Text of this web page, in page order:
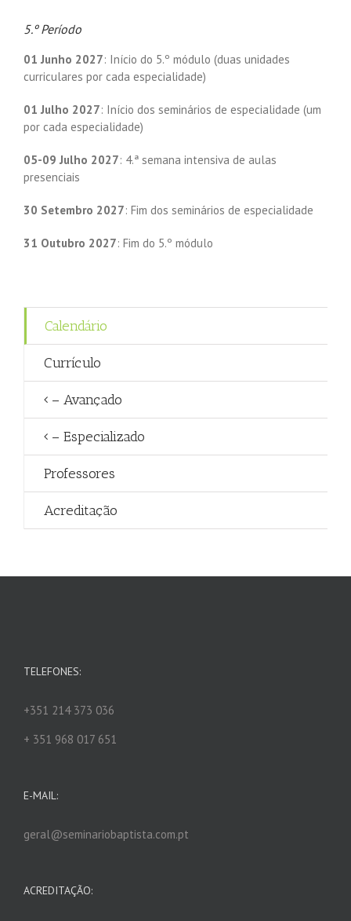
5.º Período
01 Junho 2027: Início do 5.º módulo (duas unidades
curriculares por cada especialidade)
01 Julho 2027: Início dos seminários de especialidade (um
por cada especialidade)
05-09 Julho 2027: 4.ª semana intensiva de aulas
presenciais
30 Setembro 2027: Fim dos seminários de especialidade
31 Outubro 2027: Fim do 5.º módulo
Calendário
Currículo
– Avançado
– Especializado
Professores
Acreditação
TELEFONES:
+351 214 373 036
+ 351 968 017 651
E-MAIL:
geral@seminariobaptista.com.pt
ACREDITAÇÃO: